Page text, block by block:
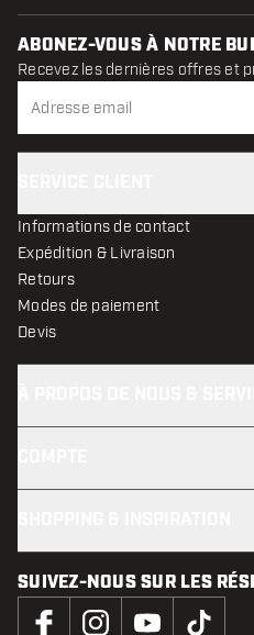
ABONEZ-VOUS À NOTRE
Recevez les dernières offres et
Informations de contact
Expédition & Livraison
Retours
Modes de paiement
Devis
SUIVEZ-NOUS SUR LES